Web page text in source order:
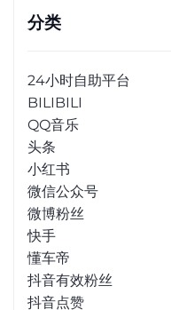
分类
24小时自助平台
BILIBILI
QQ音乐
头条
小红书
微信公众号
微博粉丝
快手
懂车帝
抖音有效粉丝
抖音点赞